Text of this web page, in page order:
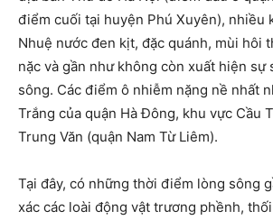
điểm cuối tại huyện Phú Xuyên), nhiều
Nhuệ nước đen kịt, đặc quánh, mùi hôi
nặc và gần như không còn xuất hiện sự
sông. Các điểm ô nhiễm nặng nề nhất
Trắng của quận Hà Đông, khu vực Cầu
Trung Văn (quận Nam Từ Liêm).
Tại đây, có những thời điểm lòng sông
xác các loài động vật trương phềnh,